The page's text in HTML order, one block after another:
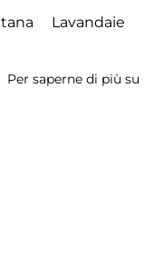
Lavandaie
Per saperne di più su